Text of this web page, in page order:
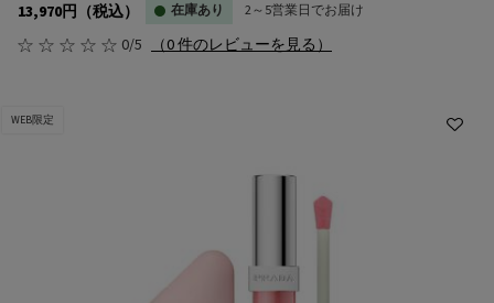
13,970円 （税込） 在庫あり 2～5営業日でお届け
0/5 （0 件のレビューを見る）
WEB限定